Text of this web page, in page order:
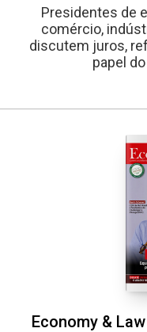
Presidentes de
comércio,
discutem juros,
papel
Economy &